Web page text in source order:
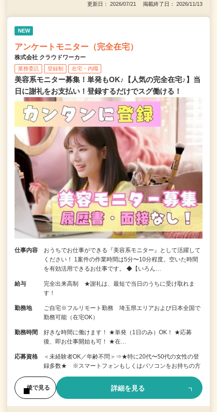
更新日： 2026/07/21 掲載終了日： 2026/11/13
NEW
アンケートモニター（完全在宅）
株式会社 クラウドワーカー
業務委託 登録制 在宅・内職
美容系モニター募集！単発もOK♪【人気の完全在宅♪】当
日に謝礼をお支払い！登録するだけでスグ働ける！
仕事内容
おうちでお仕事ができる『美容系モニター』として活躍して
ください！ 1案件の作業時間は5分〜10分程度。空いた時間
を有効活用できるお仕事です。 ◆【いろん…
給与
完全出来高制 ★謝礼は、最短で当日のうちに受け取れま
す！
勤務地
ご自宅※フルリモート勤務 埼玉県エリアおよび日本全国で
勤務可能（在宅OK）
勤務時間
好きな時間に働けます！ ★単発（1日のみ）OK！ ★応募
後、即お仕事開始も可！ ★在…
応募資格
＜未経験者OK／年齢不問＞⇒★特に20代〜50代の女性の登
録多数★ ※スマートフォンもしくはパソコンをお持ちの方
後で見る 詳細を見る